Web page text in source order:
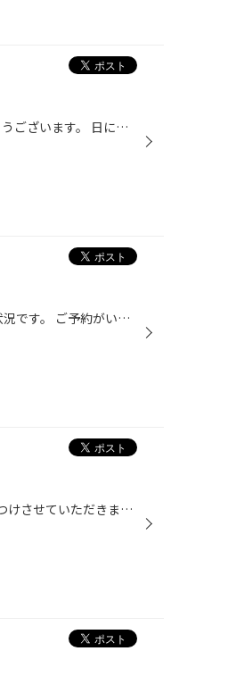
いつもタイヤ館箕輪のページをご覧くださいまして誠にありがとうございます。 日に日に寒くなり、天気予報で雪の予報が出たり、ちらちらと雪が舞うのを見ることもありますね。 みなさん、タイヤの交換はお済ですか？履き替えが未だで突然の雪を心配されている方もいらっしゃるのではないでしょうか...
土日は大変混雑しています。 平日でしたらまだまだ空きがある状況です。 ご予約がいっぱいでもお時間さえ頂ければ作業を承れることが可能です。 詳しくは店舗までお問い合わせください。 ご予約お持ちしております！ 11月 16日（木） 16：30 17：00 空きあり 17日（金） 14：30 15：30 16：00 空き...
本日、ミニクロスオーバーにOZアニバーサリー45のホワイトをつけさせていただきました(^○^) 青のボディーにブラックﾌｪﾝﾀﾞｰ。ホワイトのホイールが決まっています(^O^) アライメントもバッチリ施工させて頂きました！！ありがとうございます。 冬タイヤのお履き替えも皆様交換に来ていただいておりま...